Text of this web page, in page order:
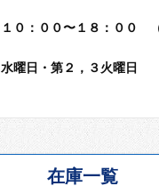
１０：００〜１８：００
水曜日・第２，３火曜日
在庫一覧